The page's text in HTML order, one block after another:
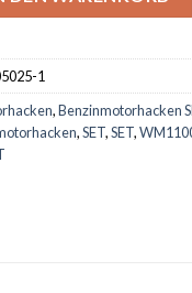
1
,Benzinmotorhacken
,SET,SET,